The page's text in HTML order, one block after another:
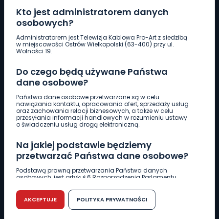
Kto jest administratorem danych
osobowych?
Administratorem jest Telewizja Kablowa Pro-Art z siedzibą
w miejscowości Ostrów Wielkopolski (63-400) przy ul.
Wolności 19.
Do czego będą używane Państwa
dane osobowe?
Państwa dane osobowe przetwarzane są w celu
nawiązania kontaktu, opracowania ofert, sprzedaży usług
oraz zachowania relacji biznesowych, a także w celu
przesyłania informacji handlowych w rozumieniu ustawy
o świadczeniu usług drogą elektroniczną.
Na jakiej podstawie będziemy
przetwarzać Państwa dane osobowe?
Podstawą prawną przetwarzania Państwa danych
osobowych, jest artykuł 6 Rozporządzenia Parlamentu
r. w sprawie ochrony osób fizycznych w związku z
przetwarzaniem danych osobowych w sprawie
swobodnego przepływu takich danych oraz uchylenia
dyrektywy 95/46/WE (RODO).
AKCEPTUJE POLITYKA PRYWATNOŚCI
Pobierz logotyp
661 997 997
REDAKCJA
62 735 22 22redakcja@wlkp24.info
DZIAŁ REKLAMY
62 735 01 85 reklama@wlkp24.info
WIADOMOŚCI
CIEKAWOSTKI